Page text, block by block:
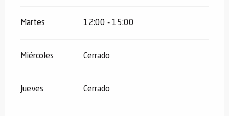
Martes 12:00 - 15:00
Miércoles Cerrado
Jueves Cerrado